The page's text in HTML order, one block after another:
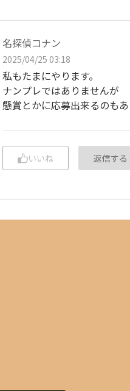
名探偵コナン
2025/04/25 03:18
私もたまにやります。
ナンプレではありませんが
懸賞とかに応募出来るのも
いいね 返信する